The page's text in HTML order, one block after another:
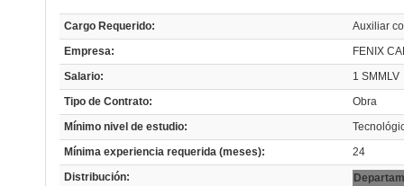
Cargo Requerido:
Auxiliar
Empresa:
FENIX
Salario:
1 SMMLV
Tipo de Contrato:
Obra
Mínimo nivel de estudio:
Mínima experiencia requerida (meses):
24
Distribución: